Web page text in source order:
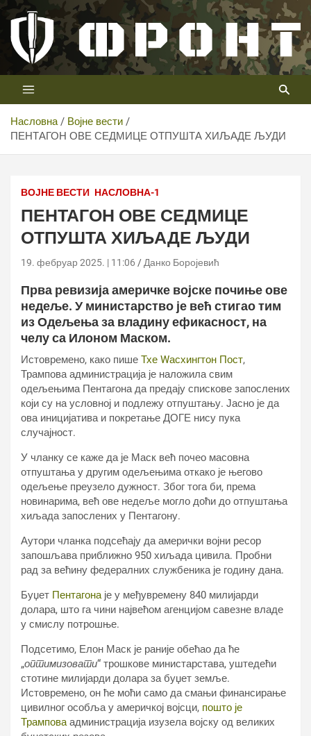
Скип
цонтент
Телевизија ФРОНТ
Први војни канал у Србији
Насловна
Војне вести
ПЕНТАГОН ОВЕ СЕДМИЦЕ ОТПУШТА ХИЉАДЕ ЉУДИ
ВОЈНЕ ВЕСТИ НАСЛОВНА-1
ПЕНТАГОН ОВЕ СЕДМИЦЕ
ОТПУШТА ХИЉАДЕ ЉУДИ
19. фебруар 2025. | 11:06 Данко Боројевић
Прва ревизија америчке војске почиње ове
недеље. У министарство је већ стигао тим
из Одељења за владину ефикасност, на
челу са Илоном Маском.
Истовремено, како пише Тхе Wасхингтон Пост,
Трампова администрација је наложила свим
одељењима Пентагона да предају спискове запослених
који су на условној и подлежу отпуштању. Јасно је да
ова иницијатива и покретање ДОГЕ нису пука
случајност.
У чланку се каже да је Маск већ почео масовна
отпуштања у другим одељењима откако је његово
одељење преузело дужност. Због тога би, према
новинарима, већ ове недеље могло доћи до отпуштања
хиљада запослених у Пентагону.
Аутори чланка подсећају да амерички војни ресор
запошљава приближно 950 хиљада цивила. Пробни
рад за већину федералних службеника је годину дана.
Буџет Пентагона је у међувремену 840 милијарди
долара, што га чини највећом агенцијом савезне владе
у смислу потрошње.
Подсетимо, Елон Маск је раније обећао да ће
„оптимизовати“ трошкове министарстава, уштедећи
стотине милијарди долара за буџет земље.
Истовремено, он ће моћи само да смањи финансирање
цивилног особља у америчкој војсци, пошто је
Трамповаадминистрација изузела војску од великих